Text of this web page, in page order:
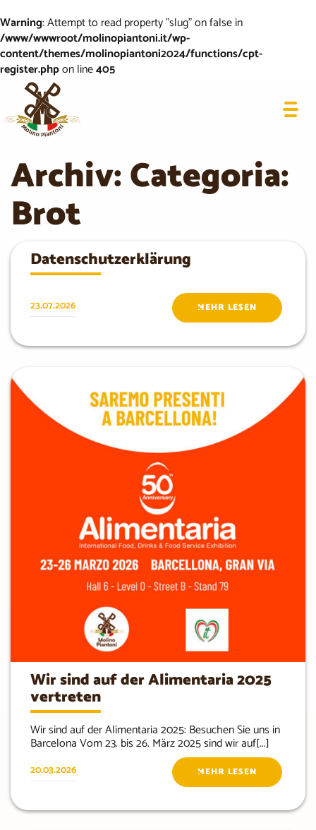
Warning: Attempt to read property "slug" on false in
/www/wwwroot/molinopiantoni.it/wp-
content/themes/molinopiantoni2024/functions/cpt-
register.phpon line405
Archiv: Categoria:
Brot
Datenschutzerklärung
23.07.2026 MEHR LESEN
Wir sind auf der Alimentaria 2025
vertreten
Wir sind auf der Alimentaria 2025: Besuchen Sie uns in
Barcelona Vom 23. bis 26. März 2025 sind wir auf[...]
20.03.2026 MEHR LESEN